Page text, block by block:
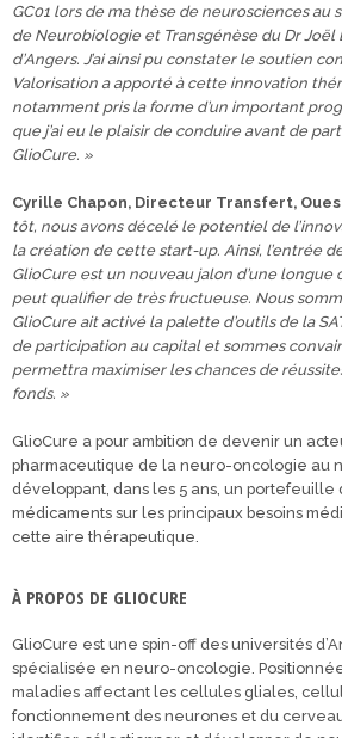
GC01 lors de ma thèse de neurosciences au
de Neurobiologie et Transgénèse du Dr Joël
d’Angers. J’ai ainsi pu constater le soutien
Valorisation a apporté à cette innovation
notamment pris la forme d’un important
que j’ai eu le plaisir de conduire avant de
GlioCure. »
Cyrille Chapon, Directeur Transfert,
tôt, nous avons décelé le potentiel de
la création de cette start-up. Ainsi, l’entrée
GlioCure est un nouveau jalon d’une longue
peut qualifier de très fructueuse. Nous
GlioCure ait activé la palette d’outils de la
de participation au capital et sommes
permettra maximiser les chances de
fonds. »
GlioCure a pour ambition de devenir un
pharmaceutique de la neuro-oncologie au
développant, dans les 5 ans, un portefeuille
médicaments sur les principaux besoins
cette aire thérapeutique.
À PROPOS DE GLIOCURE
GlioCure est une spin-off des universités
spécialisée en neuro-oncologie.
maladies affectant les cellules gliales,
fonctionnement des neurones et du